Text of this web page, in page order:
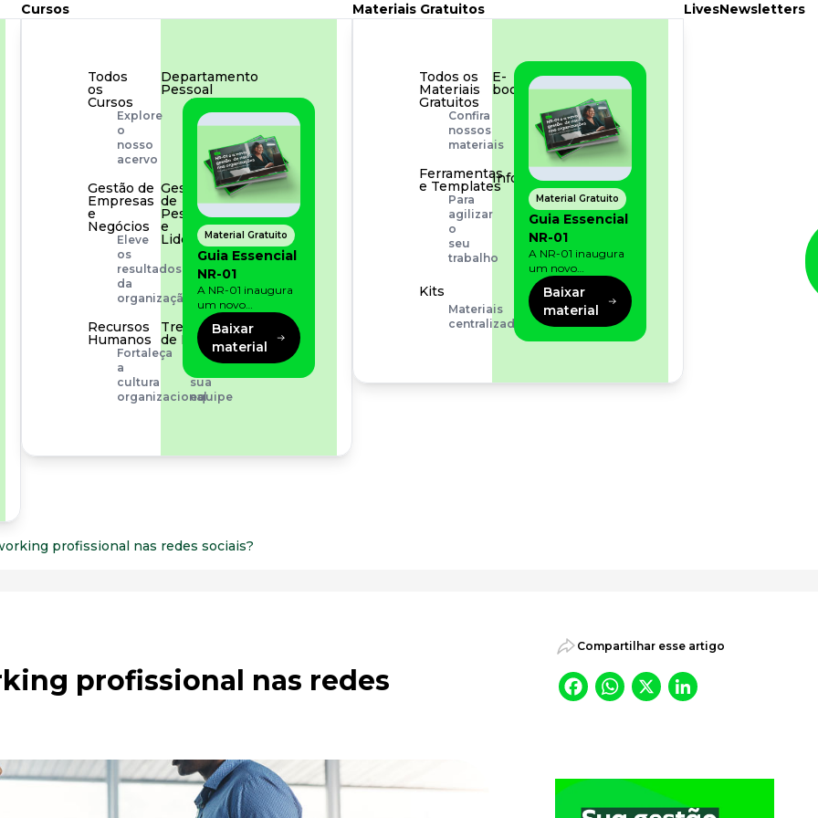
Cursos
Todos
os
Cursos
Explore
o
nosso
acervo
Departamento
Pessoal
Para
simplificar
processos
Gestão de
Empresas
e
Negócios
Eleve
os
resultados
da
organização
Gestão
de
Pessoas
e
Liderança
Capacitação
com
especialistas
Recursos
Humanos
Fortaleça
a
cultura
organizacional
Treinamento
de Produto
Desenvolva
sua
equipe
Material Gratuito
Guia Essencial
NR-01
A NR-01 inaugura
um novo
momento na
prevenção de riscos:
agora, além dos
fatores físicos e
operacionais, as
empresas precisam
olhar também
Baixar
material
Materiais Gratuitos
Todos os
Materiais
Gratuitos
Confira
nossos
materiais
E-
book
Aprofunde
seu
conhecimento
Ferramentas
e Templates
Para
agilizar
o
seu
trabalho
Infográfico
Conteúdo
prático
rápido
Kits
Materiais
centralizados
Material Gratuito
Guia Essencial
NR-01
A NR-01 inaugura
um novo
momento na
prevenção de riscos:
agora, além dos
fatores físicos e
operacionais, as
para os riscos
Baixar
material
LivesNewsletters
profissional nas redes sociais?
profissional nas redes
Compartilhar esse artigo
Facebook
WhatsApp
X